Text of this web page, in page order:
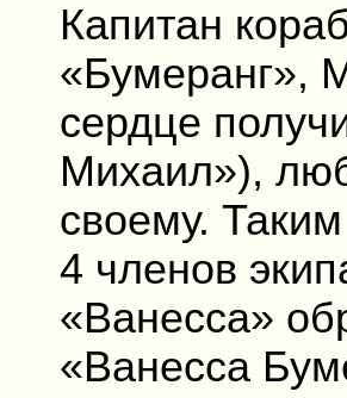
Капитан
«Бумеранг»,
сердце
Михаил»),
своему.
4 членов
«Ванесса»
«Ванесса